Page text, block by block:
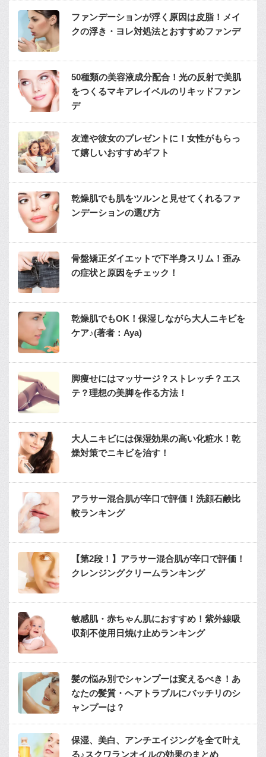
ファンデーションが浮く原因は皮脂！メイ
クの浮き・ヨレ対処法とおすすめファンデ
50種類の美容液成分配合！光の反射で美肌
をつくるマキアレイベルのリキッドファン
デ
友達や彼女のプレゼントに！女性がもらっ
て嬉しいおすすめギフト
乾燥肌でも肌をツルンと見せてくれるファ
ンデーションの選び方
骨盤矯正ダイエットで下半身スリム！歪み
の症状と原因をチェック！
乾燥肌でもOK！保湿しながら大人ニキビを
ケア♪(著者：Aya)
脚痩せにはマッサージ？ストレッチ？エス
テ？理想の美脚を作る方法！
大人ニキビには保湿効果の高い化粧水！乾
燥対策でニキビを治す！
アラサー混合肌が辛口で評価！洗顔石鹸比
較ランキング
【第2段！】アラサー混合肌が辛口で評価！
クレンジングクリームランキング
敏感肌・赤ちゃん肌におすすめ！紫外線吸
収剤不使用日焼け止めランキング
髪の悩み別でシャンプーは変えるべき！あ
なたの髪質・ヘアトラブルにバッチリのシ
ャンプーは？
保湿、美白、アンチエイジングを全て叶え
る♪スクワランオイルの効果のまとめ